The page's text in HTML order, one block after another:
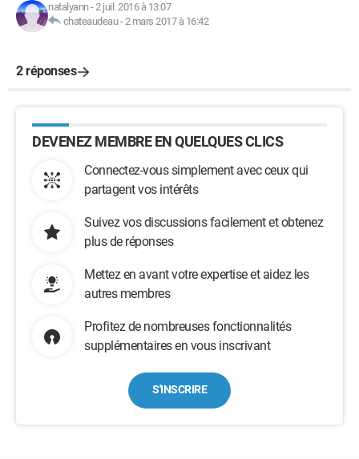
natalyann-2 juil. 2016 à 13:07
chateaudeau-2 mars 2017 à 16:42
2 réponses
DEVENEZ MEMBRE EN QUELQUES CLICS
Connectez-vous simplement avec ceux qui
partagent vos intérêts
Suivez vos discussions facilement et obtenez
plus de réponses
Mettez en avant votre expertise et aidez les
autres membres
Profitez de nombreuses fonctionnalités
supplémentaires en vous inscrivant
S'INSCRIRE